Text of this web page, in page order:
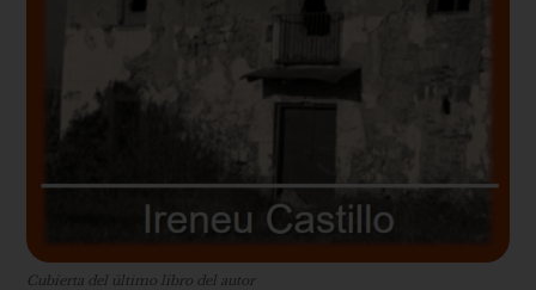
Cubierta del último libro del autor